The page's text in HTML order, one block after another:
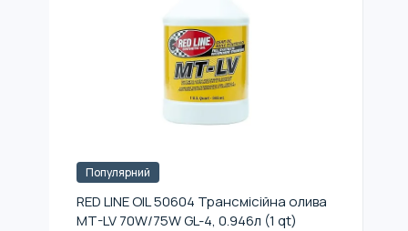
Популярний
RED LINE OIL 50604 Трансмісійна олива
MT-LV 70W/75W GL-4, 0.946л (1 qt)